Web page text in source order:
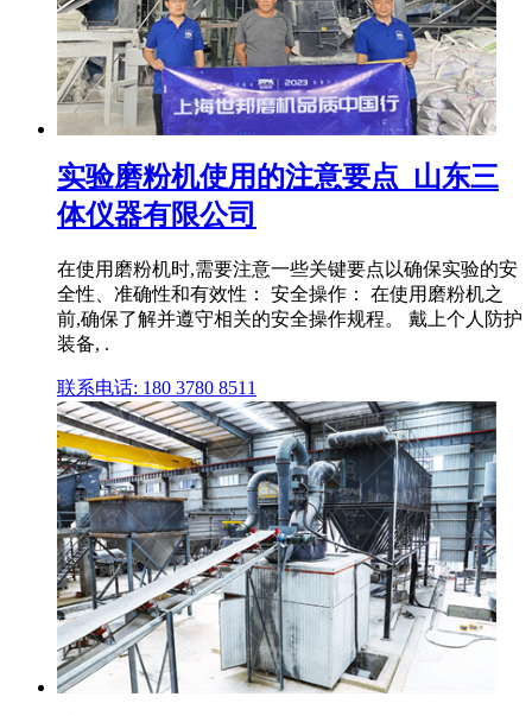
实验磨粉机使用的注意要点_山东三
体仪器有限公司
在使用磨粉机时,需要注意一些关键要点以确保实验的安
全性、准确性和有效性： 安全操作： 在使用磨粉机之
前,确保了解并遵守相关的安全操作规程。 戴上个人防护
装备, .
联系电话: 180 3780 8511